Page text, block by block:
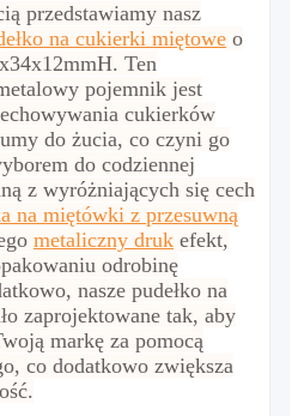
przedstawiamy nasz
na cukierki miętowe o
Ten
pojemnik jest
cukierków
do żucia, co czyni go
do codziennej
z wyróżniających się cech
na miętówki z przesuwną
metaliczny druk efekt,
odrobinę
nasze pudełko na
zaprojektowane tak, aby
markę za pomocą
co dodatkowo zwiększa